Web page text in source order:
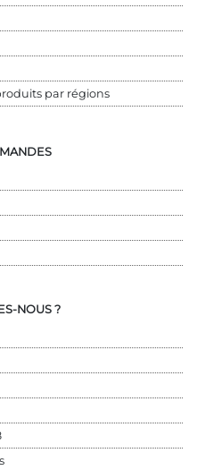
par régions
NOUS ?